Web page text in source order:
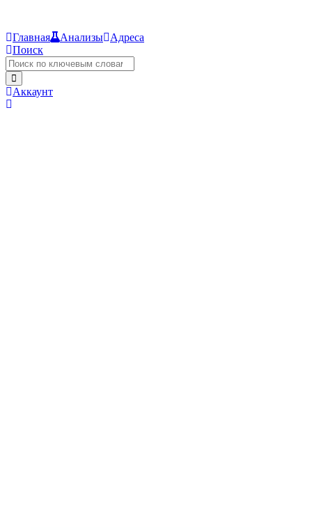
Главная Анализы
Адреса
Поиск
Аккаунт